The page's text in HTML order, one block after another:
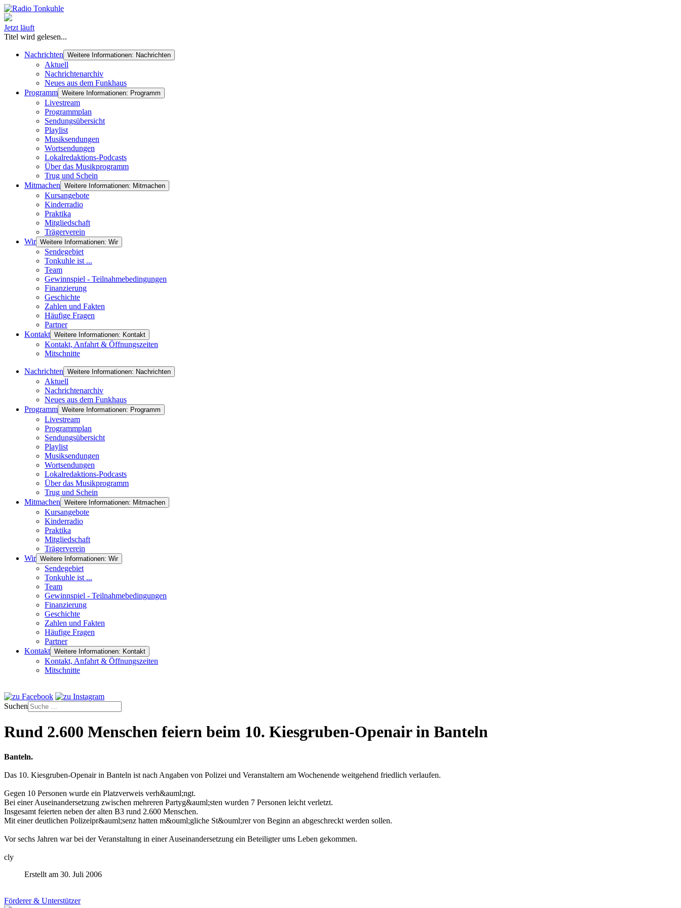
Jetzt läuft
Titel wird gelesen...
Nachrichten Weitere Informationen: Nachrichten
Aktuell
Nachrichtenarchiv
Neues aus dem Funkhaus
Programm Weitere Informationen: Programm
Livestream
Programmplan
Sendungsübersicht
Playlist
Musiksendungen
Wortsendungen
Lokalredaktions-Podcasts
Über das Musikprogramm
Trug und Schein
Mitmachen Weitere Informationen: Mitmachen
Kursangebote
Kinderradio
Praktika
Mitgliedschaft
Trägerverein
Wir Weitere Informationen: Wir
Sendegebiet
Tonkuhle ist ...
Team
Gewinnspiel - Teilnahmebedingungen
Finanzierung
Geschichte
Zahlen und Fakten
Häufige Fragen
Partner
Kontakt Weitere Informationen: Kontakt
Kontakt, Anfahrt & Öffnungszeiten
Mitschnitte
Nachrichten Weitere Informationen: Nachrichten
Aktuell
Nachrichtenarchiv
Neues aus dem Funkhaus
Programm Weitere Informationen: Programm
Livestream
Programmplan
Sendungsübersicht
Playlist
Musiksendungen
Wortsendungen
Lokalredaktions-Podcasts
Über das Musikprogramm
Trug und Schein
Mitmachen Weitere Informationen: Mitmachen
Kursangebote
Kinderradio
Praktika
Mitgliedschaft
Trägerverein
Wir Weitere Informationen: Wir
Sendegebiet
Tonkuhle ist ...
Team
Gewinnspiel - Teilnahmebedingungen
Finanzierung
Geschichte
Zahlen und Fakten
Häufige Fragen
Partner
Kontakt Weitere Informationen: Kontakt
Kontakt, Anfahrt & Öffnungszeiten
Mitschnitte
Suchen
Rund 2.600 Menschen feiern beim 10. Kiesgruben-Openair in Banteln
Banteln.
Das 10. Kiesgruben-Openair in Banteln ist nach Angaben von Polizei und Veranstaltern am Wochenende weitgehend friedlich verlaufen.
Gegen 10 Personen wurde ein Platzverweis verh&auml;ngt.
Bei einer Auseinandersetzung zwischen mehreren Partyg&auml;sten wurden 7 Personen leicht verletzt.
Insgesamt feierten neben der alten B3 rund 2.600 Menschen.
Mit einer deutlichen Polizeipr&auml;senz hatten m&ouml;gliche St&ouml;rer von Beginn an abgeschreckt werden sollen.
Vor sechs Jahren war bei der Veranstaltung in einer Auseinandersetzung ein Beteiligter ums Leben gekommen.
cly
Erstellt am 30. Juli 2006
Förderer & Unterstützer